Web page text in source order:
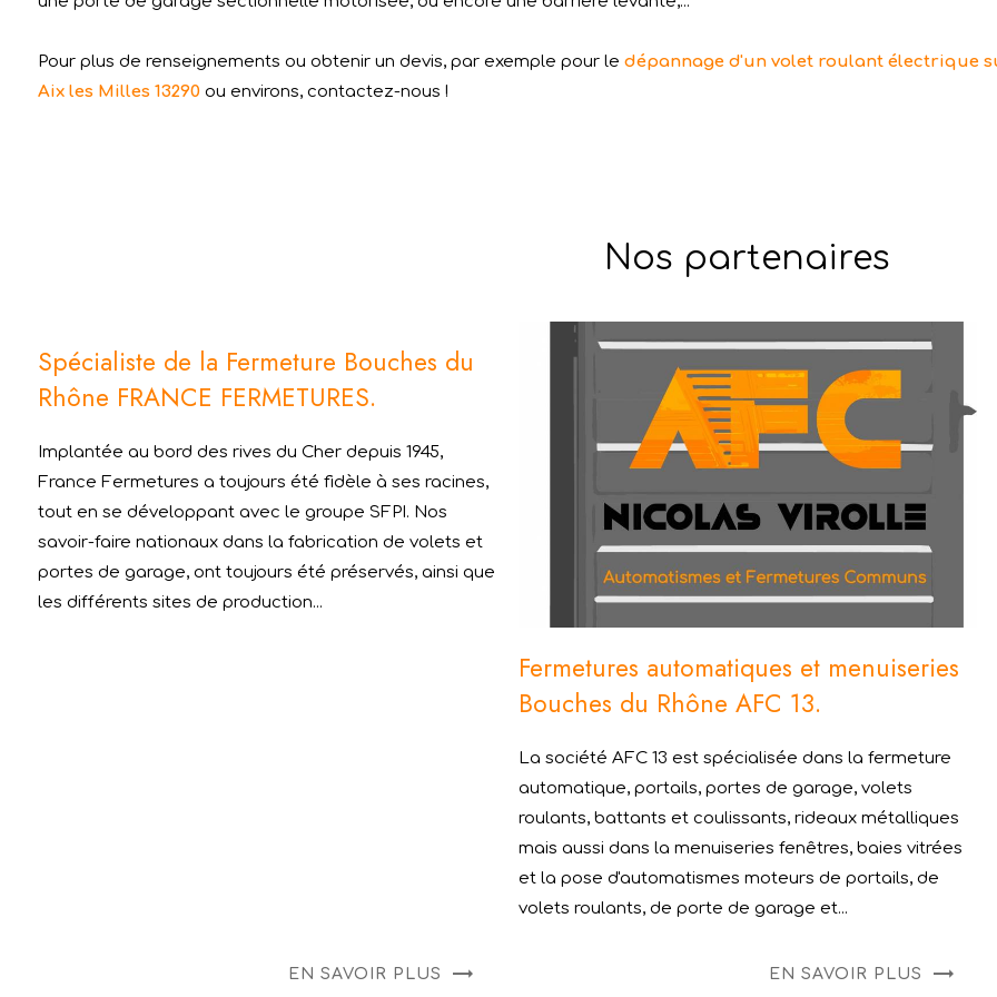
Pour plus de renseignements ou obtenir un devis, par exemple pour le dépannage d'un volet roulant électrique
Aix les Milles 13290ou environs, contactez-nous !
Nos partenaires
Spécialiste de la Fermeture Bouches du
Rhône FRANCE FERMETURES.
Implantée au bord des rives du Cher depuis 1945,
France Fermetures a toujours été fidèle à ses racines,
tout en se développant avec le groupe SFPI. Nos
savoir-faire nationaux dans la fabrication de volets et
portes de garage, ont toujours été préservés, ainsi que
les différents sites de production...
EN SAVOIR PLUS
Fermetures automatiques et menuiseries
Bouches du Rhône AFC 13.
La société AFC 13 est spécialisée dans la fermeture
automatique, portails, portes de garage, volets
roulants, battants et coulissants, rideaux métalliques
mais aussi dans la menuiseries fenêtres, baies vitrées
et la pose d'automatismes moteurs de portails, de
volets roulants, de porte de garage et...
EN SAVOIR PLUS